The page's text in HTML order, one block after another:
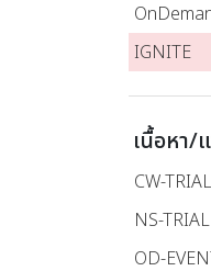
IGNITE
เนื้อหา/
CW-TRIAL
NS-TRIAL
OD-